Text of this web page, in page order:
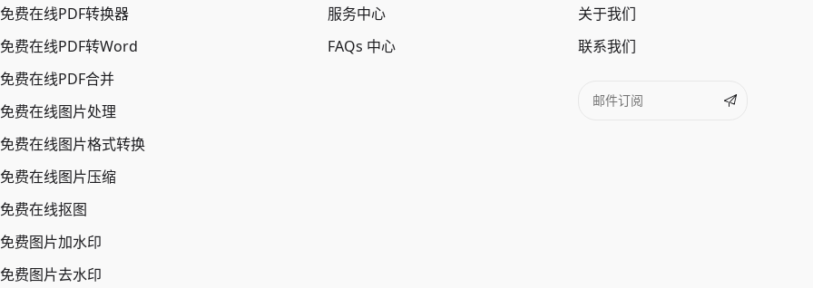
免费在线PDF转换器
免费在线PDF转Word
免费在线PDF合并
免费在线图片处理
免费在线图片格式转换
免费在线图片压缩
免费在线抠图
免费图片加水印
免费图片去水印
服务中心
FAQs 中心
关于我们
联系我们